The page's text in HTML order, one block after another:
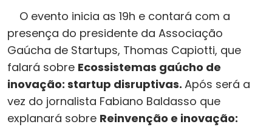
O evento inicia as 19h e contará com a
presença do presidente da Associação
Gaúcha de Startups, Thomas Capiotti, que
falará sobre Ecossistemas gaúcho de
inovação: startup disruptivas. Após será a
vez do jornalista Fabiano Baldasso que
explanará sobre Reinvenção e inovação: